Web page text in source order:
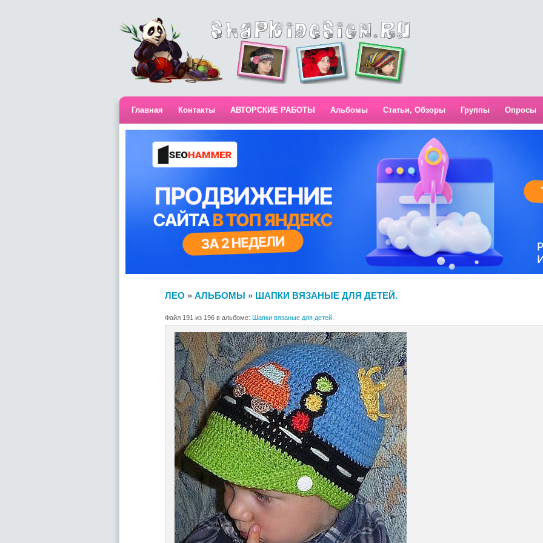
Главная Контакты АВТОРСКИЕ РАБОТЫ Альбомы Статьи, Обзоры Группы Опросы
ЛЕО » АЛЬБОМЫ » ШАПКИ ВЯЗАНЫЕ ДЛЯ ДЕТЕЙ.
Файл 191 из 196 в альбоме: Шапки вязаные для детей.